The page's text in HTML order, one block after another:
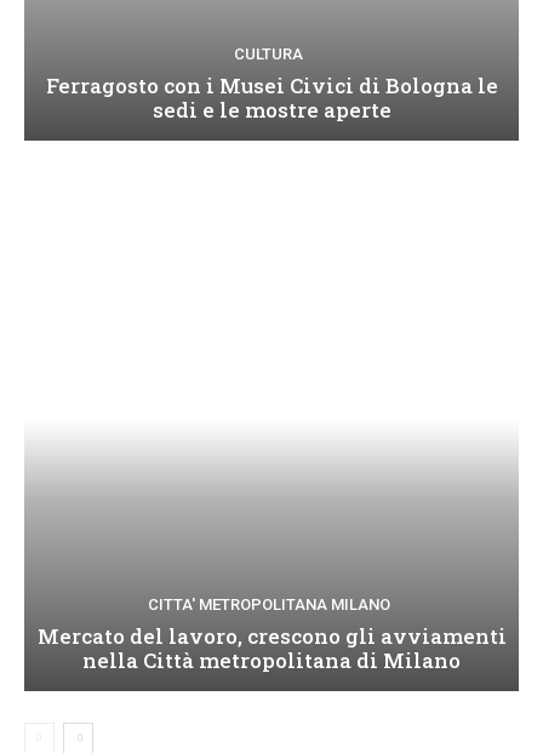
CULTURA
Ferragosto con i Musei Civici di Bologna le
sedi e le mostre aperte
CITTA' METROPOLITANA MILANO
Mercato del lavoro, crescono gli avviamenti
nella Città metropolitana di Milano